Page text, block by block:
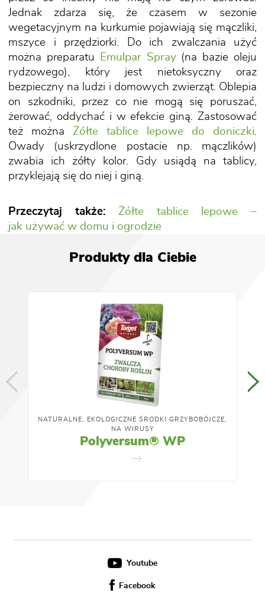
Jednak zdarza się, że czasem w sezonie
wegetacyjnym na kurkumie pojawiają się mączliki,
mszyce i przędziorki. Do ich zwalczania użyć
można preparatu
Emulpar Spray(na bazie oleju
rydzowego), który jest nietoksyczny oraz
bezpieczny na ludzi i domowych zwierząt. Oblepia
on szkodniki, przez co nie mogą się poruszać,
żerować, oddychać i w efekcie giną. Zastosować
też można Żółte tablice lepowe do doniczki
Owady (uskrzydlone postacie np. mączlików)
zwabia ich żółty kolor. Gdy usiądą na tablicy,
przyklejają się do niej i giną.
Przeczytaj także:
Żółte tablice lepowe –
jak używać w domu i ogrodzie
Produkty dla Ciebie
NATURALNE, EKOLOGICZNE ŚRODKI GRZYBOBÓJCZE,
NA WIRUSY
Polyversum® WP
Youtube
Facebook